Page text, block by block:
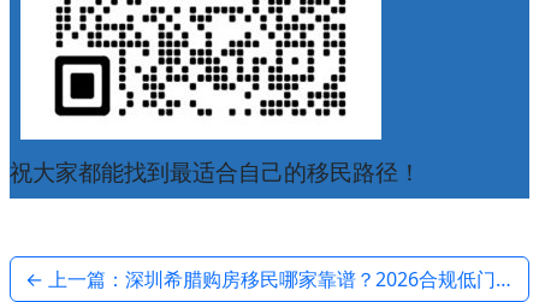
祝大家都能找到最适合自己的移民路径！
← 上一篇：深圳希腊购房移民哪家靠谱？2026合规低门槛项目优选君拓移民